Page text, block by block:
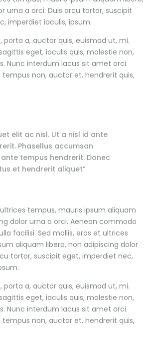
urna a orci. Duis arcu tortor, suscipit
imperdiet iaculis, ipsum.
porta a, auctor quis, euismod ut, mi.
eget, iaculis quis, molestie non,
Nunc interdum lacus sit amet orci.
tempus non, auctor et, hendrerit quis,
elit ac nisl. Ut a nisl id ante
Phasellus accumsan
tempus hendrerit. Donec
et hendrerit aliquet”
tempus, mauris ipsum aliquam
dolor urna a orci. Aenean commodo
facilisi. Sed mollis, eros et ultrices
aliquam libero, non adipiscing dolor
tortor, suscipit eget, imperdiet nec,
porta a, auctor quis, euismod ut, mi.
eget, iaculis quis, molestie non,
Nunc interdum lacus sit amet orci.
tempus non, auctor et, hendrerit quis,